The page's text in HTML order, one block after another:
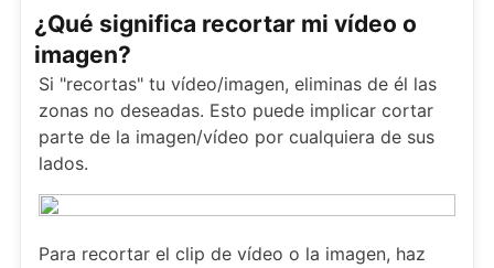
¿Qué significa recortar mi vídeo o
imagen?
Si "recortas" tu vídeo/imagen, eliminas de él las
zonas no deseadas. Esto puede implicar cortar
parte de la imagen/vídeo por cualquiera de sus
lados.
Para recortar el clip de vídeo o la imagen, haz